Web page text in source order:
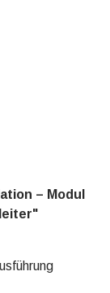
– Modul